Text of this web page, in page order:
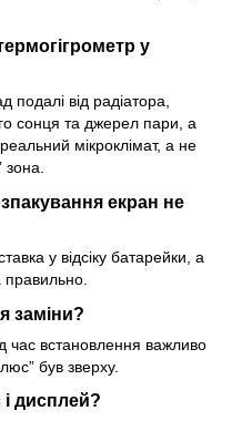
у
від радіатора,
сонця та джерел пари, а
мікроклімат, а не
екран не
у відсіку батарейки, а
заміни?
час встановлення важливо
був зверху.
дисплей?